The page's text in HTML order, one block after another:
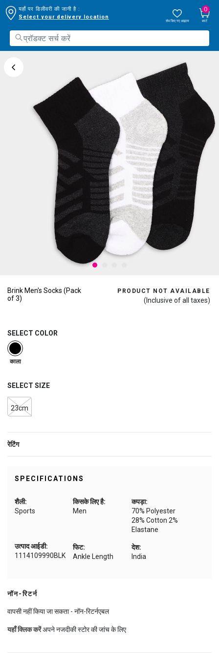
यहाँ पर डिलीवरी की जानी है :
Select your delivery location
सेव किए गए आइटम
0
कार्ट
Brink Men's Socks (Pack
of 3)
PRODUCT NOT AVAILABLE
(Inclusive of all taxes)
SELECT COLOR
selected
काला
SELECT SIZE
23cm
रेटिंग
SPECIFICATIONS
शैली:
Sports
किसके लिए है:
Men
कपड़ा:
70% Polyester
28% Cotton 2%
Elastane
फिट:
Ankle Length
देश:
India
उत्पाद आईडी:
1114109990BLK
नॉन-रिटर्न
वापसी नहीं किया जा सकता - नॉन-रिटर्नएबल
यहाँ क्लिक करेंअपने नजदीकी स्टोर की जांच के लिए